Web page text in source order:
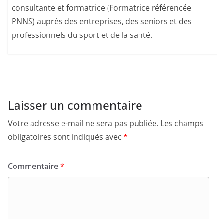
consultante et formatrice (Formatrice référencée
PNNS) auprès des entreprises, des seniors et des
professionnels du sport et de la santé.
Laisser un commentaire
Votre adresse e-mail ne sera pas publiée. Les champs
obligatoires sont indiqués avec *
Commentaire*